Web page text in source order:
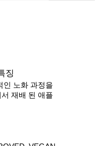
징
인 노화 과정을
재배 된 애플